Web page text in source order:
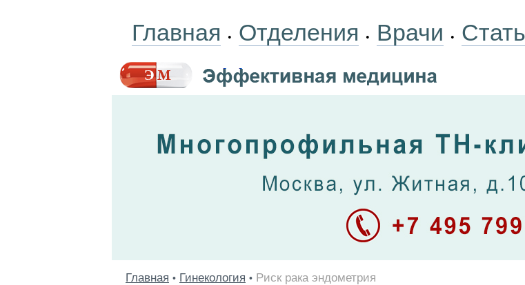
Главная • Отделения • Врачи •
Главная • Гинекология • Риск рака эндометрия